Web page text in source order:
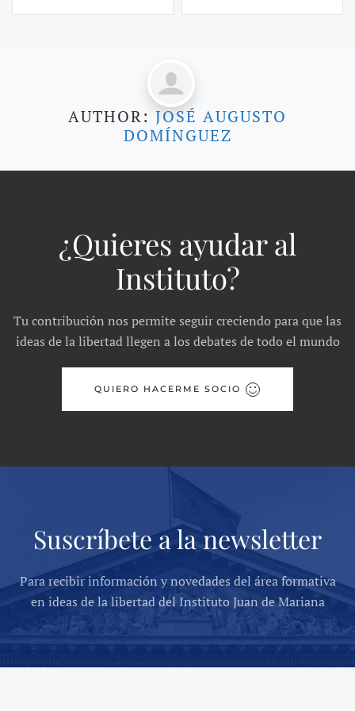
AUTHOR: JOSÉ AUGUSTO
DOMÍNGUEZ
¿Quieres ayudar al
Instituto?
Tu contribución nos permite seguir creciendo para que las
ideas de la libertad llegen a los debates de todo el mundo
QUIERO HACERME SOCIO
Suscríbete a la newsletter
Para recibir información y novedades del área formativa
en ideas de la libertad del Instituto Juan de Mariana